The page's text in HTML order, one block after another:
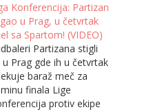
Konferencija: Partizan
u Prag, u četvrtak
sa Spartom! (VIDEO)
Partizana stigli
u Prag gde ih u četvrtak
baraž meč za
finala Lige
protiv ekipe